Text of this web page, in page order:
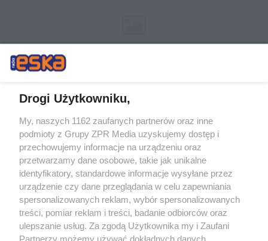
Żaden utwór zamieszczony w serwisie nie może być powielany i
rozpowszechniany lub dalej rozpowszechniany w jakikolwiek sposób (w
tym także elektroniczny lub mechaniczny) na jakimkolwiek polu
eksploatacji w jakiejkolwiek formie, włącznie z umieszczaniem w
Internecie bez pisemnej zgody właściciela praw. Jakiekolwiek użycie lub
wykorzystanie utworów w całości lub w części z naruszeniem prawa,
tzn. bez właściwej zgody, jest zabronione pod groźbą kary i może być
ścigane prawnie.
Drogi Użytkowniku,
My, naszych 1162 zaufanych partnerów oraz inne
podmioty z Grupy ZPR Media uzyskujemy dostęp i
przechowujemy informacje na urządzeniu oraz
przetwarzamy dane osobowe, takie jak unikalne
identyfikatory, standardowe informacje wysyłane przez
urządzenie czy dane przeglądania w celu zapewniania
spersonalizowanych reklam, wybór spersonalizowanych
treści, pomiar reklam i treści, badanie odbiorców oraz
ulepszanie usług. Za zgodą Użytkownika my i Zaufani
Partnerzy możemy używać dokładnych danych